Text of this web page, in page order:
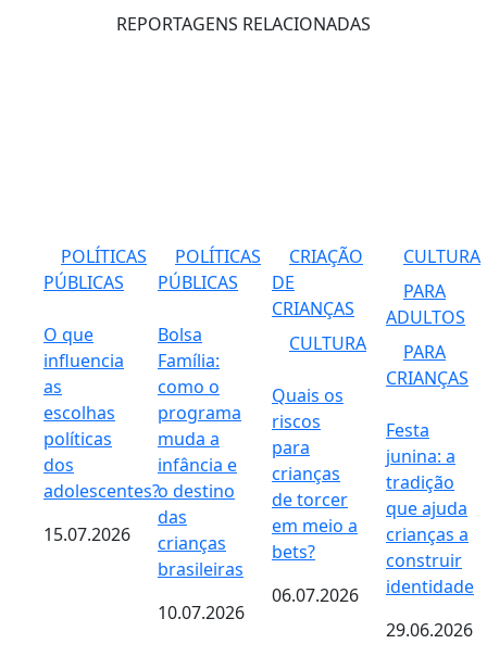
REPORTAGENS RELACIONADAS
POLÍTICAS
PÚBLICAS
O que
influencia
as
escolhas
políticas
dos
adolescentes?
15.07.2026
POLÍTICAS
PÚBLICAS
Bolsa
Família:
como o
programa
muda a
infância e
o destino
das
crianças
brasileiras
10.07.2026
CRIAÇÃO
DE
CRIANÇAS
CULTURA
Quais os
riscos
para
crianças
de torcer
em meio a
bets?
06.07.2026
CULTURA
PARA
ADULTOS
PARA
CRIANÇAS
Festa
junina: a
tradição
que ajuda
crianças a
construir
identidade
29.06.2026